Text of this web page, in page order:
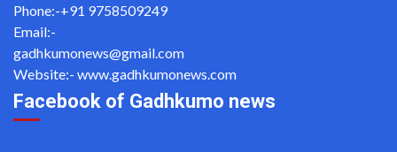
Phone:-+91 9758509249
Email:-
gadhkumonews@gmail.com
Website:- www.gadhkumonews.com
Facebook of Gadhkumo news